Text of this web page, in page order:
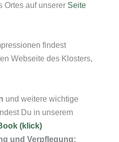
Ortes auf unserer Seite
findest
Webseite des Klosters,
und weitere wichtige
Du in unserem
(klick)
und Verpflegung: